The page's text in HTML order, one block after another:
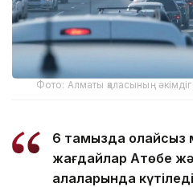
Фото: Алматы қаласының әкімдігі
6 тамызда қолайсыз
жағдайлар Ақтөбе
қалаларында